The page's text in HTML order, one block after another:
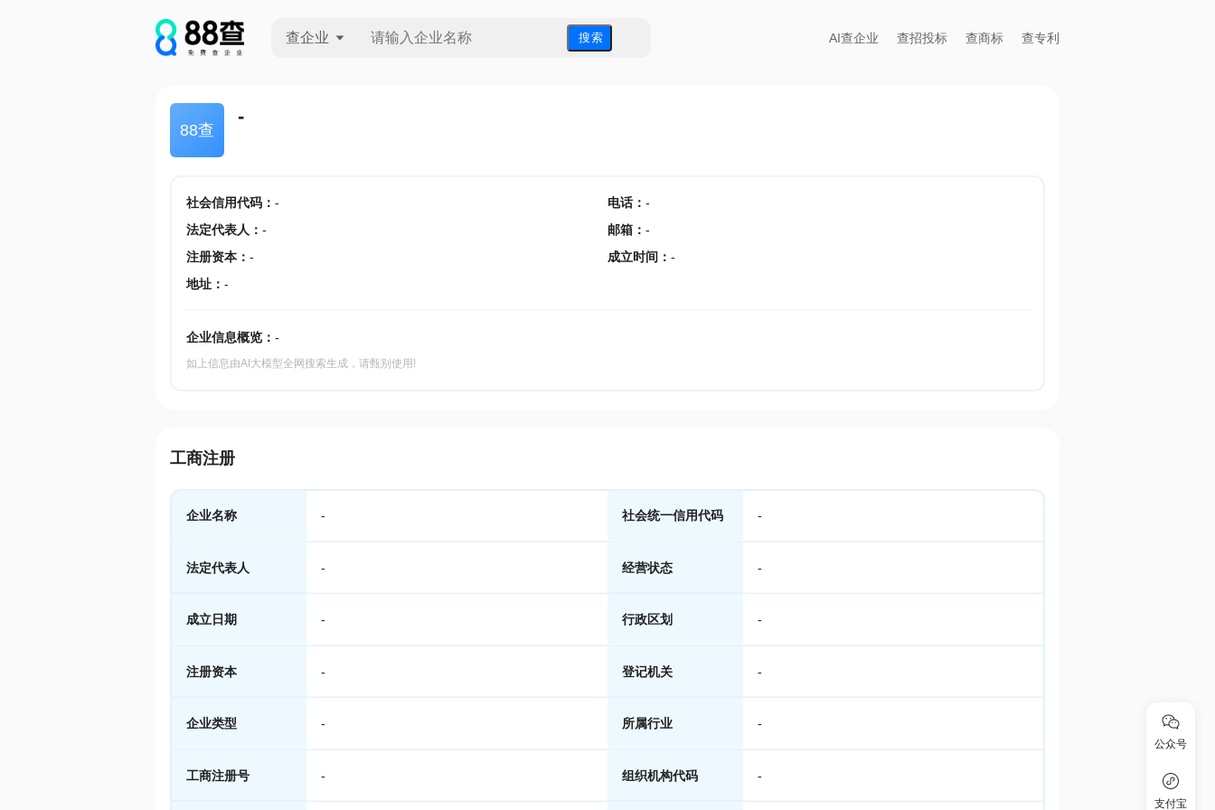
查企业 搜 索 AI查企业 查招投标 查商标 查专利
88查
-
社会信用代码： - 电话： -
法定代表人 ： - 邮箱 ： -
注册资本： - 成立时间 ： -
地址： -
企业信息概览： -
如上信息由AI大模型全网搜索生成，请甄别使用!
工商注册
企业名称 - 社会统一信用代码 -
法定代表人 - 经营状态 -
成立日期 - 行政区划 -
注册资本 - 登记机关 -
企业类型 - 所属行业 -
工商注册号 - 组织机构代码 -
公众号
支付宝